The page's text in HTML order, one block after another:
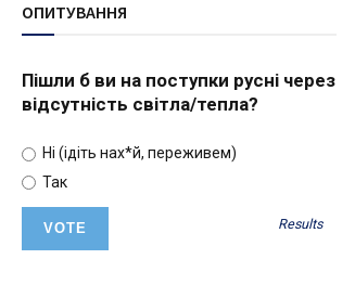
ОПИТУВАННЯ
Пішли б ви на поступки русні через
відсутність світла/тепла?
Ні (ідіть нах*й, переживем)
Так
Results